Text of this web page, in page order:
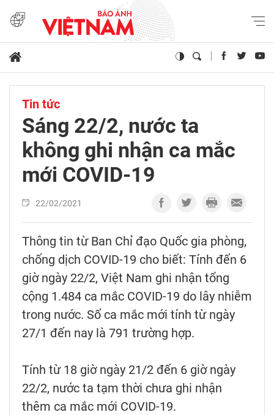
Tin tức
Sáng 22/2, nước ta
không ghi nhận ca mắc
mới COVID-19
22/02/2021
Thông tin từ Ban Chỉ đạo Quốc gia phòng,
chống dịch COVID-19 cho biết: Tính đến 6
giờ ngày 22/2, Việt Nam ghi nhận tổng
cộng 1.484 ca mắc COVID-19 do lây nhiễm
trong nước. Số ca mắc mới tính từ ngày
27/1 đến nay là 791 trường hợp.
Tính từ 18 giờ ngày 21/2 đến 6 giờ ngày
22/2, nước ta tạm thời chưa ghi nhận
thêm ca mắc mới COVID-19.